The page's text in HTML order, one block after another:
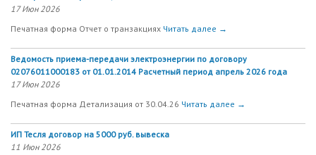
17 Июн 2026
Печатная форма Отчет о транзакциях Читать далее →
Ведомость приема-передачи электроэнергии по договору
02076011000183 от 01.01.2014 Расчетный период апрель 2026 года
17 Июн 2026
Печатная форма Детализация от 30.04.26 Читать далее →
ИП Тесля договор на 5000 руб. вывеска
11 Июн 2026